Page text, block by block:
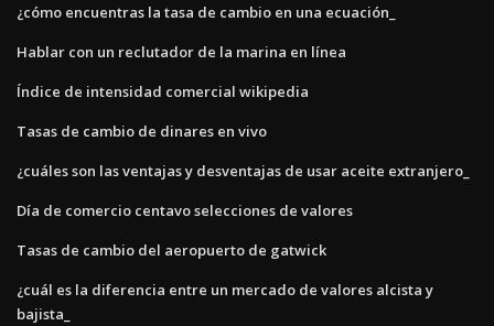
¿cómo encuentras la tasa de cambio en una ecuación_
Hablar con un reclutador de la marina en línea
Índice de intensidad comercial wikipedia
Tasas de cambio de dinares en vivo
¿cuáles son las ventajas y desventajas de usar aceite extranjero_
Día de comercio centavo selecciones de valores
Tasas de cambio del aeropuerto de gatwick
¿cuál es la diferencia entre un mercado de valores alcista y
bajista_